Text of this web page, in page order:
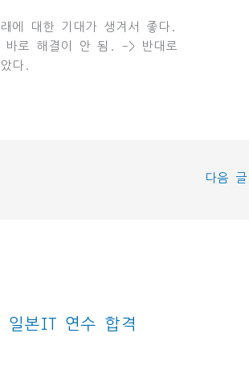
에 대한 기대가 생겨서 좋다.
바로 해결이 안 됨. -> 반대로
다.
다음 글
일본IT 연수 합격